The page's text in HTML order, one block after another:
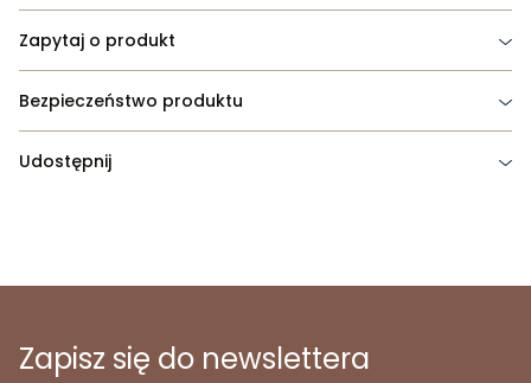
Zapytaj o produkt
Bezpieczeństwo produktu
Udostępnij
Zapisz się do newslettera